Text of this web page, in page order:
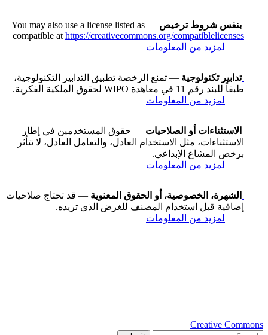
بنفس شروط ترخيص
— You may also use a license listed as
compatible at https://creativecommons.org/compatiblelicenses
لمزيد من المعلومات
تدابير تكنولوجية — تمنع الرخصة تطبيق التدابير التكنولوجية،
طبقاً للبند رقم 11 في معاهدة WIPO لحقوق الملكية الفكرية.
لمزيد من المعلومات
الاستثناءات أو الصلاحيات — حقوق المستخدمين في إطار
الاستثناءات، مثل الاستخدام العادل، والتعامل العادل، لا تتأثر
برخص المشاع الإبداعي.
لمزيد من المعلومات
الشهرة، الخصوصية، أو الحقوق المعنوية — قد تحتاج صلاحيات
إضافية قبل استخدام المصنف للغرض الذي تريده.
لمزيد من المعلومات
Creative Commons